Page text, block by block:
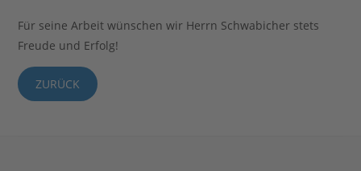
Für seine Arbeit wünschen wir Herrn Schwabicher stets
Freude und Erfolg!
ZURÜCK